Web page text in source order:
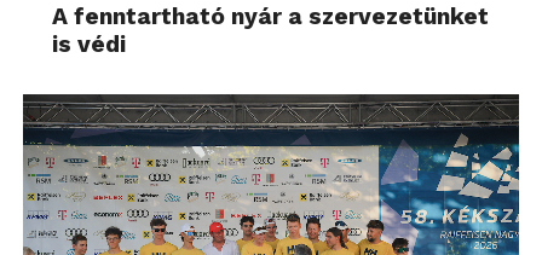
A fenntartható nyár a szervezetünket
is védi